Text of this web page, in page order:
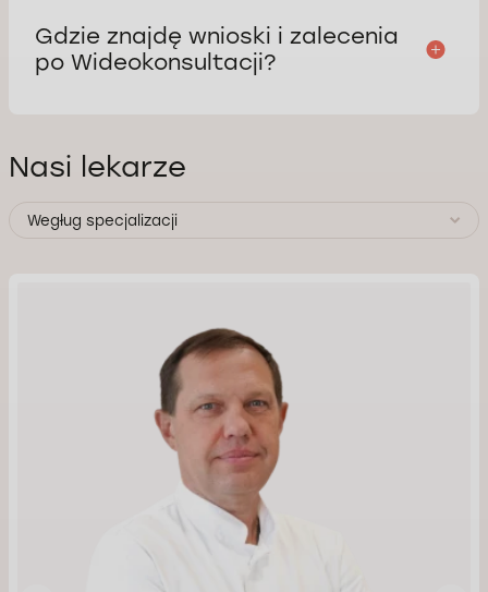
Gdzie znajdę wnioski i zalecenia
po Wideokonsultacji?
Nasi lekarze
Wegług specjalizacji